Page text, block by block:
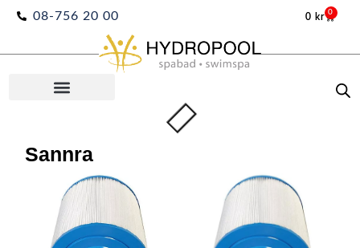
0 kr 0
08-756 20 00
Sannra